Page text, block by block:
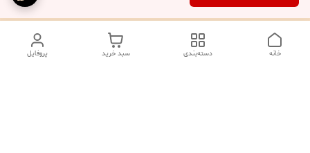
پروفایل سبد خرید دسته‌بندی خانه